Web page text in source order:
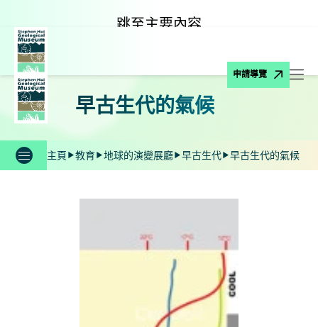
跳至主要內容
申請導覽
早古生代的氣候
主頁 教育 地球的演變展廳 早古生代 早古生代的氣候